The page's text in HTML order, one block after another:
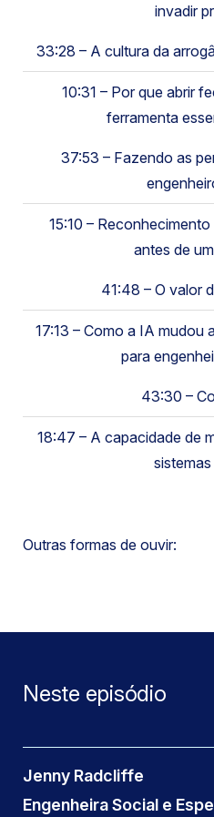
invadir
33:28 – A cultura da
10:31 – Por que abrir
ferramenta
37:53 – Fazendo as
15:10 –
antes de
41:48 – O valor
17:13 – Como a IA mudou
para
43:30 –
18:47 – A capacidade de
Outras formas de ouvir:
Neste episódio
Jenny Radcliffe
Engenheira Social e